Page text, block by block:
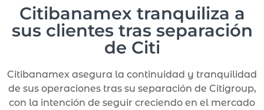
Citibanamex tranquiliza a
sus clientes tras separación
de Citi
Citibanamex asegura la continuidad y tranquilidad
de sus operaciones tras su separación de Citigroup,
con la intención de seguir creciendo en el mercado